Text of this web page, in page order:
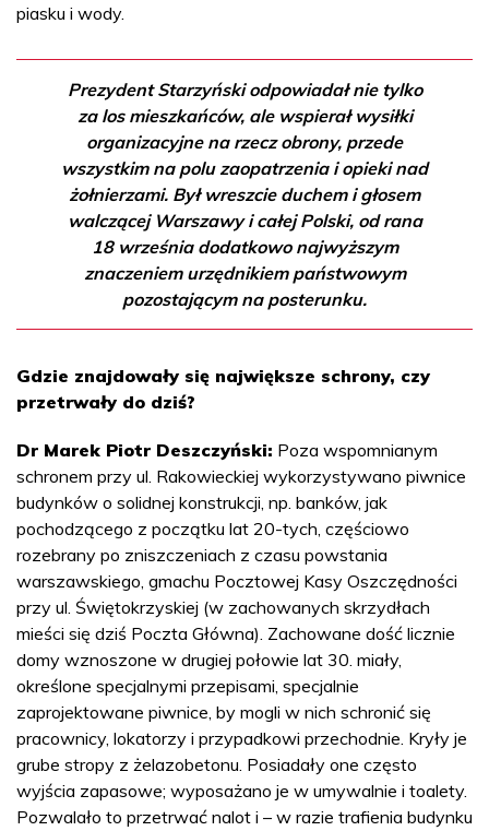
piasku i wody.
Prezydent Starzyński odpowiadał nie tylko
za los mieszkańców, ale wspierał wysiłki
organizacyjne na rzecz obrony, przede
wszystkim na polu zaopatrzenia i opieki nad
żołnierzami. Był wreszcie duchem i głosem
walczącej Warszawy i całej Polski, od rana
18 września dodatkowo najwyższym
znaczeniem urzędnikiem państwowym
pozostającym na posterunku.
Gdzie znajdowały się największe schrony, czy
przetrwały do dziś?
Dr Marek Piotr Deszczyński: Poza wspomnianym
schronem przy ul. Rakowieckiej wykorzystywano piwnice
budynków o solidnej konstrukcji, np. banków, jak
pochodzącego z początku lat 20-tych, częściowo
rozebrany po zniszczeniach z czasu powstania
warszawskiego, gmachu Pocztowej Kasy Oszczędności
przy ul. Świętokrzyskiej (w zachowanych skrzydłach
mieści się dziś Poczta Główna). Zachowane dość licznie
domy wznoszone w drugiej połowie lat 30. miały,
określone specjalnymi przepisami, specjalnie
zaprojektowane piwnice, by mogli w nich schronić się
pracownicy, lokatorzy i przypadkowi przechodnie. Kryły je
grube stropy z żelazobetonu. Posiadały one często
wyjścia zapasowe; wyposażano je w umywalnie i toalety.
Pozwalało to przetrwać nalot i – w razie trafienia budynku